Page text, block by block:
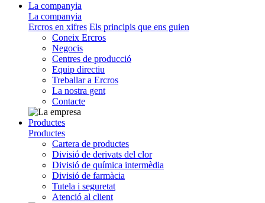
La companyia
La companyia
Ercros en xifres Els principis que ens guien
Coneix Ercros
Negocis
Centres de producció
Equip directiu
Treballar a Ercros
La nostra gent
Contacte
Productes
Productes
Cartera de productes
Divisió de derivats del clor
Divisió de química intermèdia
Divisió de farmàcia
Tutela i seguretat
Atenció al client